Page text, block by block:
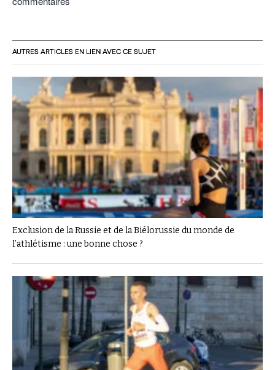
AUTRES ARTICLES EN LIEN AVEC CE SUJET
Exclusion de la Russie et de la Biélorussie du monde de
l’athlétisme : une bonne chose ?